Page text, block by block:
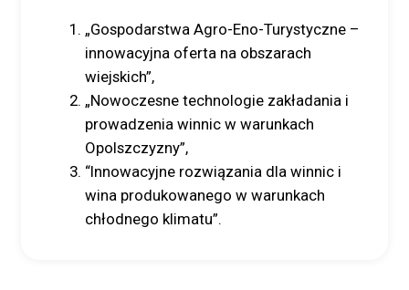
„Gospodarstwa Agro-Eno-Turystyczne –
innowacyjna oferta na obszarach
wiejskich”,
„Nowoczesne technologie zakładania i
prowadzenia winnic w warunkach
Opolszczyzny”,
“Innowacyjne rozwiązania dla winnic i
wina produkowanego w warunkach
chłodnego klimatu”.